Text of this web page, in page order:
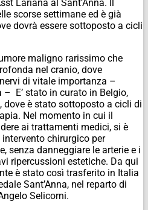
Lariana al Sant’Anna. Il
scorse settimane ed è già
dovrà essere sottoposto a cicli
maligno rarissimo che
nel cranio, dove
di vitale importanza –
E’ stato in curato in Belgio,
dove è stato sottoposto a cicli di
Nel momento in cui il
ai trattamenti medici, si è
chirurgico per
senza danneggiare le arterie e i
ripercussioni estetiche. Da qui
è stato così trasferito in Italia
Sant’Anna, nel reparto di
Selicorni.